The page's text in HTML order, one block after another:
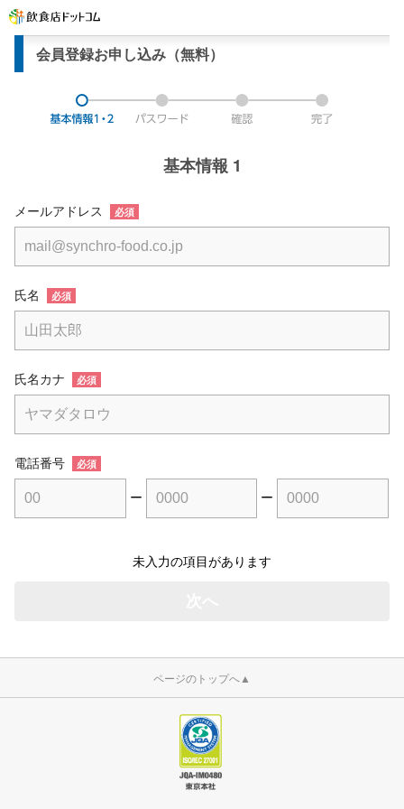
会員登録お申し込み（無料）
基本情報 1
メールアドレス 必須
氏名 必須
氏名カナ 必須
電話番号 必須
ー ー
未入力の項目があります
ページのトップへ▲